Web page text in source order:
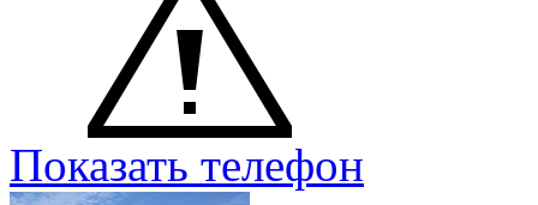
Показать телефон